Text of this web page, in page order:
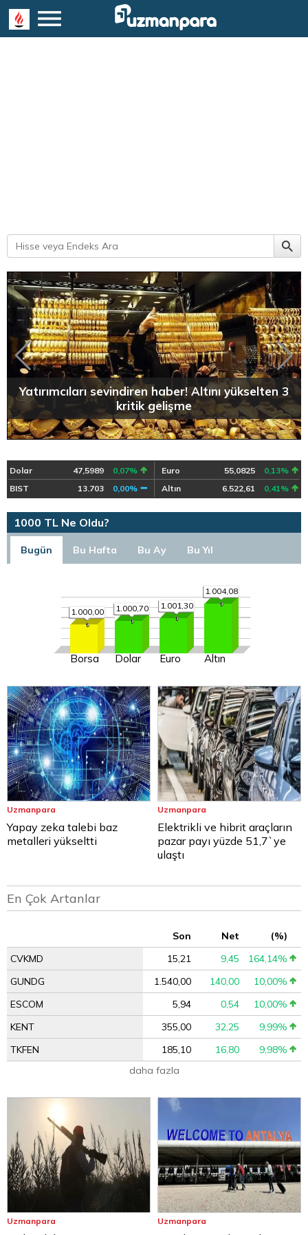
Yatırımcıları sevindiren haber! Altını yükselten 3
kritik gelişme
Dolar 47,5989 0,07% Euro 55,0825
0,13%
BIST
13.703 0,00% Altın 6.522,61 0,41%
1000 TL Ne Oldu?
Bugün Bu Hafta Bu Ay Bu Yıl
1.000,00
Borsa
1.000,70
Dolar
1.001,30
Euro
1.004,08
Altın
Uzmanpara
Yapay zeka talebi baz
metalleri yükseltti
Uzmanpara
Elektrikli ve hibrit araçların
pazar payı yüzde 51,7`ye
ulaştı
En Çok Artanlar
Son Net
(%)
CVKMD
15,21 9,45
164,14%
GUNDG
1.540,00 140,00
10,00%
ESCOM
5,94 0,54
10,00%
KENT
355,00 32,25
9,99%
TKFEN
185,10 16,80
9,98%
daha fazla
Uzmanpara Uzmanpara